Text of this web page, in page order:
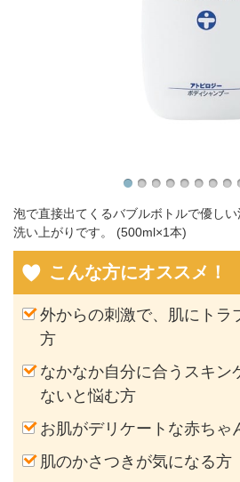
泡で直接出てくるバブルボトルで優し
洗い上がりです。 (500ml×1本)
こんな方にオススメ！
外からの刺激で、肌にトラ
方
なかなか自分に合うスキン
ないと悩む方
お肌がデリケートな赤ちゃ
肌のかさつきが気になる方